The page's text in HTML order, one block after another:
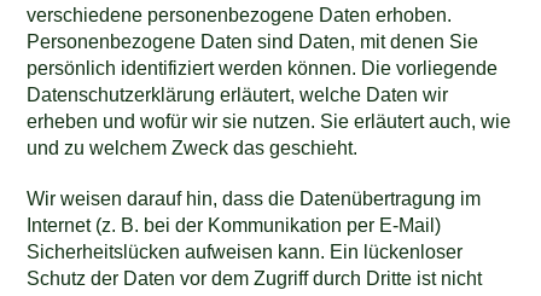
verschiedene personenbezogene Daten erhoben.
Personenbezogene Daten sind Daten, mit denen Sie
persönlich identifiziert werden können. Die vorliegende
Datenschutzerklärung erläutert, welche Daten wir
erheben und wofür wir sie nutzen. Sie erläutert auch, wie
und zu welchem Zweck das geschieht.
Wir weisen darauf hin, dass die Datenübertragung im
Internet (z. B. bei der Kommunikation per E-Mail)
Sicherheitslücken aufweisen kann. Ein lückenloser
Schutz der Daten vor dem Zugriff durch Dritte ist nicht